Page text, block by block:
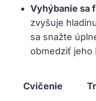
Vyhýbanie sa
zvyšuje
sa snažte
obmedziť jeho
Cvičenie